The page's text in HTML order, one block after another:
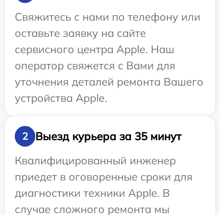
Свяжитесь с нами по телефону или
оставьте заявку на сайте
сервисного центра Apple. Наш
оператор свяжется с Вами для
уточнения деталей ремонта Вашего
устройства Apple.
2
Выезд курьера за 35 минут
Квалифицированный инженер
приедет в оговоренные сроки для
диагностики техники Apple. В
случае сложного ремонта мы